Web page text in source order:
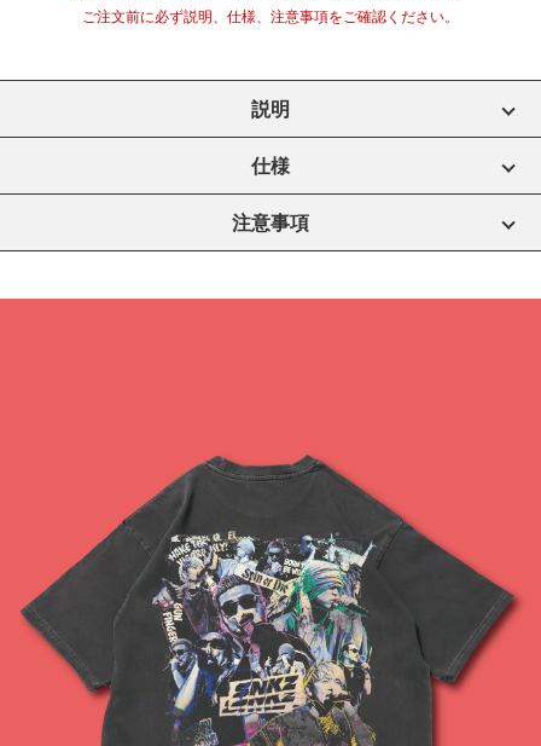
ご注文前に必ず説明、仕様、注意事項をご確認ください。
説明
仕様
注意事項